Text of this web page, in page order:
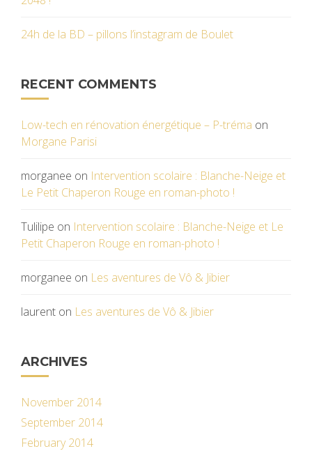
24h de la BD – pillons l’instagram de Boulet
RECENT COMMENTS
Low-tech en rénovation énergétique – P-tréma on
Morgane Parisi
morganee on Intervention scolaire : Blanche-Neige et
Le Petit Chaperon Rouge en roman-photo !
Tulilipe on Intervention scolaire : Blanche-Neige et Le
Petit Chaperon Rouge en roman-photo !
morganee on Les aventures de Vô & Jibier
laurent on Les aventures de Vô & Jibier
ARCHIVES
November 2014
September 2014
February 2014